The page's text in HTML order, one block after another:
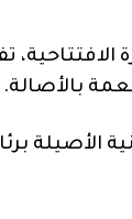
بالأصالة.